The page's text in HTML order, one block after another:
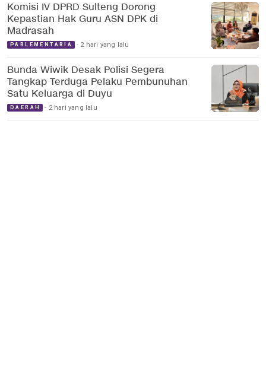
Komisi IV DPRD Sulteng Dorong
Kepastian Hak Guru ASN DPK di
Madrasah
PARLEMENTARIA 2 hari yang lalu
Bunda Wiwik Desak Polisi Segera
Tangkap Terduga Pelaku Pembunuhan
Satu Keluarga di Duyu
DAERAH 2 hari yang lalu